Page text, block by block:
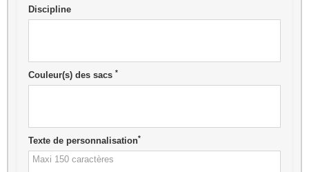
Discipline
Couleur(s) des sacs *
Texte de personnalisation*